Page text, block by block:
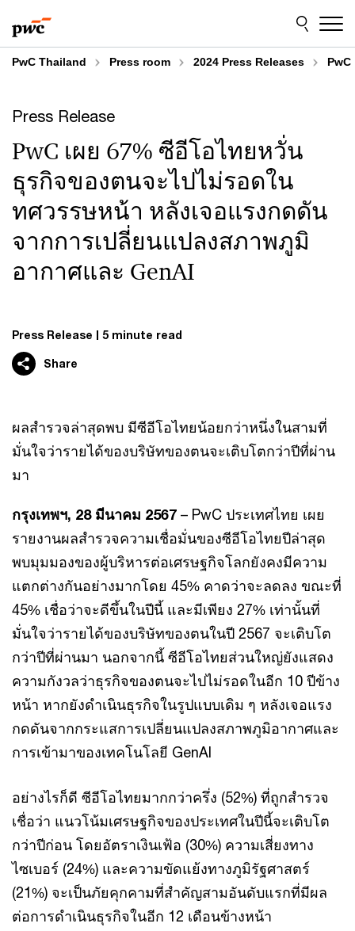
to
content
to
footer
PwC Thailand Press room 2024 Press Releases
Press Release
PwC เผย 67% ซีอีโอไทยหวั่น
ธุรกิจของตนจะไปไม่รอดใน
ทศวรรษหน้า หลังเจอแรงกดดัน
จากการเปลี่ยนแปลงสภาพภูมิ
อากาศและ GenAI
Press Release 5 minute read
Share
ผลสำรวจล่าสุดพบ มีซีอีโอไทยน้อยกว่าหนึ่งในสามที่
มั่นใจว่ารายได้ของบริษัทของตนจะเติบโตกว่าปีที่ผ่าน
มา
กรุงเทพฯ, 28 มีนาคม 2567 – PwC ประเทศไทย เผย
รายงานผลสำรวจความเชื่อมั่นของซีอีโอไทยปีล่าสุด
พบมุมมองของผู้บริหารต่อเศรษฐกิจโลกยังคงมีความ
แตกต่างกันอย่างมากโดย 45% คาดว่าจะลดลง ขณะที่
45% เชื่อว่าจะดีขึ้นในปีนี้ และมีเพียง 27% เท่านั้นที่
มั่นใจว่ารายได้ของบริษัทของตนในปี 2567 จะเติบโต
กว่าปีที่ผ่านมา นอกจากนี้ ซีอีโอไทยส่วนใหญ่ยังแสดง
ความกังวลว่าธุรกิจของตนจะไปไม่รอดในอีก 10 ปีข้าง
หน้า หากยังดำเนินธุรกิจในรูปแบบเดิม ๆ หลังเจอแรง
กดดันจากกระแสการเปลี่ยนแปลงสภาพภูมิอากาศและ
การเข้ามาของเทคโนโลยี GenAI
อย่างไรก็ดี ซีอีโอไทยมากกว่าครึ่ง (52%) ที่ถูกสำรวจ
เชื่อว่า แนวโน้มเศรษฐกิจของประเทศในปีนี้จะเติบโต
กว่าปีก่อน โดยอัตราเงินเฟ้อ (30%) ความเสี่ยงทาง
ไซเบอร์ (24%) และความขัดแย้งทางภูมิรัฐศาสตร์
(21%) จะเป็นภัยคุกคามที่สำคัญสามอันดับแรกที่มีผล
ต่อการดำเนินธุรกิจในอีก 12 เดือนข้างหน้า